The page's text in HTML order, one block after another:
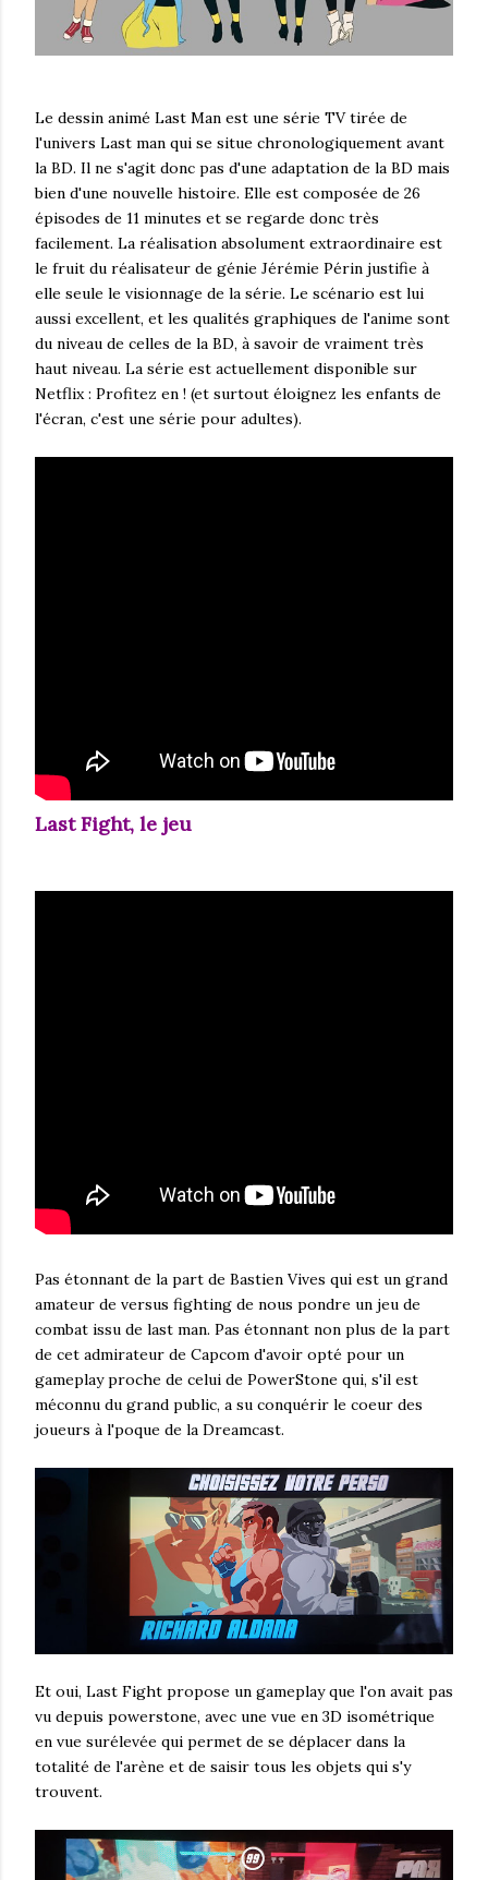
Le dessin animé Last Man est une série TV tirée de
l'univers Last man qui se situe chronologiquement avant
la BD. Il ne s'agit donc pas d'une adaptation de la BD mais
bien d'une nouvelle histoire. Elle est composée de 26
épisodes de 11 minutes et se regarde donc très
facilement. La réalisation absolument extraordinaire est
le fruit du réalisateur de génie Jérémie Périn justifie à
elle seule le visionnage de la série. Le scénario est lui
aussi excellent, et les qualités graphiques de l'anime sont
du niveau de celles de la BD, à savoir de vraiment très
haut niveau. La série est actuellement disponible sur
Netflix : Profitez en ! (et surtout éloignez les enfants de
l'écran, c'est une série pour adultes).
Last Fight, le jeu
Pas étonnant de la part de Bastien Vives qui est un grand
amateur de versus fighting de nous pondre un jeu de
combat issu de last man. Pas étonnant non plus de la part
de cet admirateur de Capcom d'avoir opté pour un
gameplay proche de celui de PowerStone qui, s'il est
méconnu du grand public, a su conquérir le coeur des
joueurs à l'poque de la Dreamcast.
Et oui, Last Fight propose un gameplay que l'on avait pas
vu depuis powerstone, avec une vue en 3D isométrique
en vue surélevée qui permet de se déplacer dans la
totalité de l'arène et de saisir tous les objets qui s'y
trouvent.